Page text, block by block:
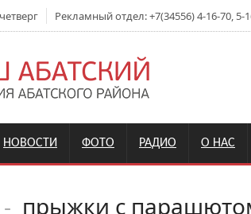
Рекламный отдел: +7(34556) 4-16-70, 5-
НОВОСТИ ФОТО РАДИО О НАС
- прыжки с